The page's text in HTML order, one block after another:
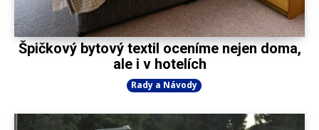
Špičkový bytový textil oceníme nejen doma,
ale i v hotelích
Rady a Návody